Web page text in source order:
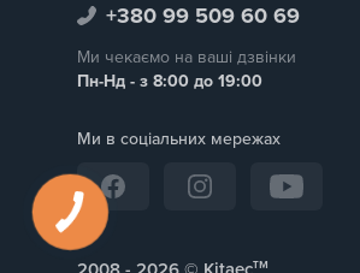
+380 99 509 60 69
Ми чекаємо на ваші дзвінки
Пн-Нд - з 8:00 до 19:00
Ми в соціальних мережах
тм